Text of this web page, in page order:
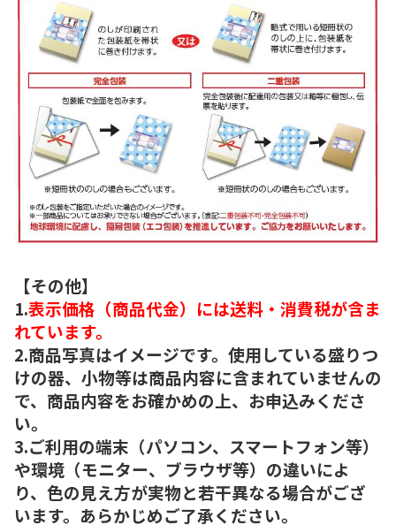
【その他】
1.表示価格（商品代金）には送料・消費税が含ま
れています。
2.商品写真はイメージです。使用している盛りつ
けの器、小物等は商品内容に含まれていませんの
で、商品内容をお確かめの上、お申込みくださ
い。
3.ご利用の端末（パソコン、スマートフォン等）
や環境（モニター、ブラウザ等）の違いによ
り、色の見え方が実物と若干異なる場合がござ
います。あらかじめご了承ください。